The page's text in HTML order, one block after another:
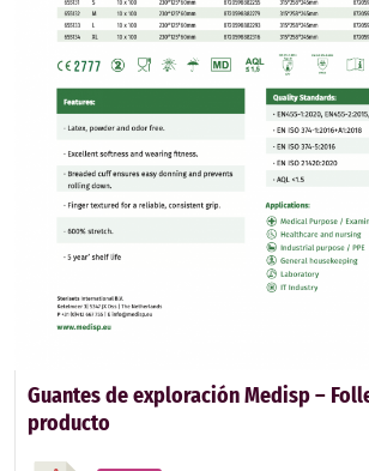
Guantes de exploración Medisp –
producto